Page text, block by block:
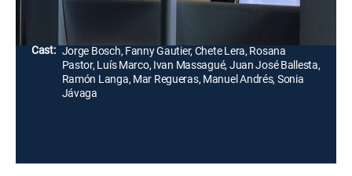
Director:
Cast: Jorge Bosch, Fanny Gautier, Chete Lera, Rosana
Pastor, Luís Marco, Ivan Massagué, Juan José Ballesta,
Ramón Langa, Mar Regueras, Manuel Andrés, Sonia
Jávaga